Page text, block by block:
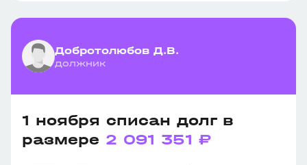
Добротолюбов Д.В.
должник
1 ноября списан долг в
размере 2 091 351 ₽